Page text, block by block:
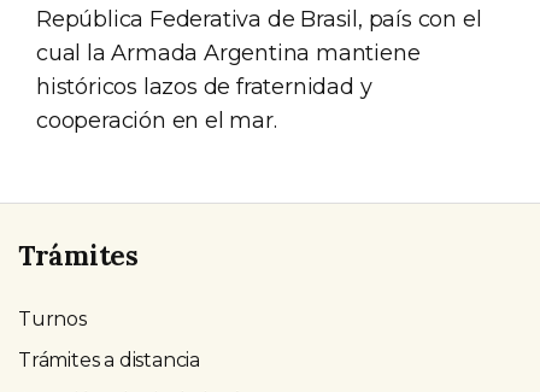
República Federativa de Brasil, país con el
cual la Armada Argentina mantiene
históricos lazos de fraternidad y
cooperación en el mar.
Trámites
Turnos
Trámites a distancia